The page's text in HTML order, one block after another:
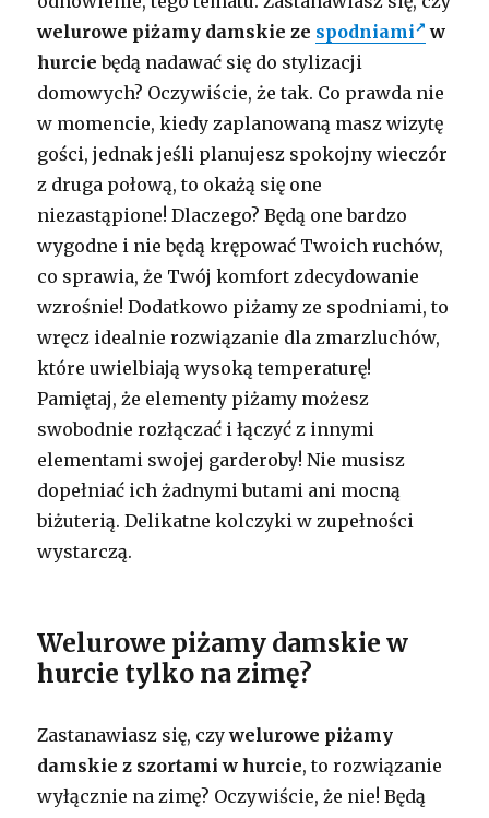
welurowe piżamy damskie ze spodniami
w
hurcie będą nadawać się do stylizacji
domowych? Oczywiście, że tak. Co prawda nie
w momencie, kiedy zaplanowaną masz wizytę
gości, jednak jeśli planujesz spokojny wieczór
z druga połową, to okażą się one
niezastąpione! Dlaczego? Będą one bardzo
wygodne i nie będą krępować Twoich ruchów,
co sprawia, że Twój komfort zdecydowanie
wzrośnie! Dodatkowo piżamy ze spodniami, to
wręcz idealnie rozwiązanie dla zmarzluchów,
które uwielbiają wysoką temperaturę!
Pamiętaj, że elementy piżamy możesz
swobodnie rozłączać i łączyć z innymi
elementami swojej garderoby! Nie musisz
dopełniać ich żadnymi butami ani mocną
biżuterią. Delikatne kolczyki w zupełności
wystarczą.
Welurowe piżamy damskie w
hurcie tylko na zimę?
Zastanawiasz się, czywelurowe piżamy
damskie z szortami w hurcie, to rozwiązanie
wyłącznie na zimę? Oczywiście, że nie! Będą